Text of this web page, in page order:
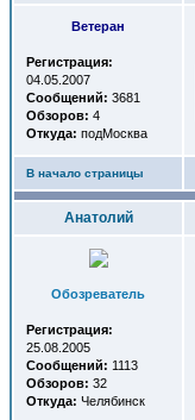
Ветеран
Регистрация:
04.05.2007
Сообщений: 3681
Обзоров: 4
Откуда: подМосква
В начало страницы
Анатолий
Обозреватель
Регистрация:
25.08.2005
Сообщений: 1113
Обзоров: 32
Откуда: Челябинск